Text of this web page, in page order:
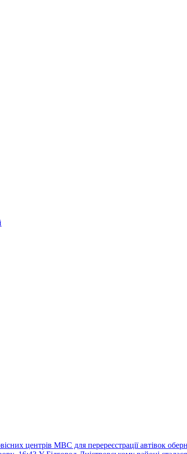
центрів МВС для перереєстрації автівок